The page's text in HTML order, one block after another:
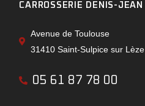
CARROSSERIE DENIS-JEAN
Avenue de Toulouse
31410 Saint-Sulpice sur Lèze
05 61 87 78 00